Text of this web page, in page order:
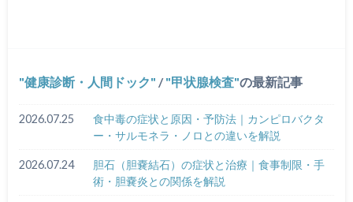
健康診断・人間ドック / 甲状腺検査 の最新記事
2026.07.25
食中毒の症状と原因・予防法｜カンピロバクタ
ー・サルモネラ・ノロとの違いを解説
2026.07.24
胆石（胆嚢結石）の症状と治療｜食事制限・手
術・胆嚢炎との関係を解説